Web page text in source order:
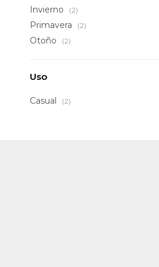
Invierno (2)
Primavera (2)
Otoño (2)
Uso
Casual (2)